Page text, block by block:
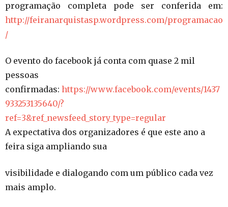
programação completa pode ser conferida em:
http://feiranarquistasp.wordpress.com/programacao
/
O evento do facebook já conta com quase 2 mil
pessoas
confirmadas: https://www.facebook.com/events/1437
933253135640/?
ref=3&ref_newsfeed_story_type=regular
A expectativa dos organizadores é que este ano a
feira siga ampliando sua
visibilidade e dialogando com um público cada vez
mais amplo.